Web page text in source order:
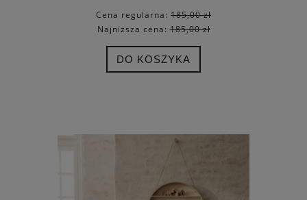
Cena regularna: 185,00 zł
Najniższa cena:185,00 zł
DO KOSZYKA